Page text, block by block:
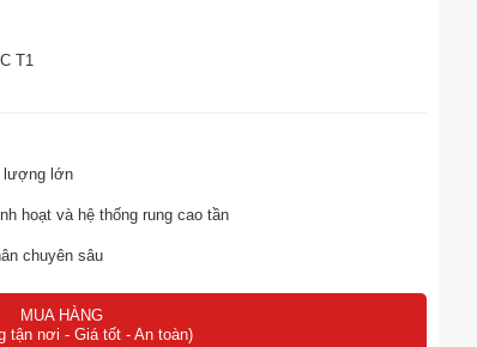
T1
lượng lớn
hoạt và hệ thống rung cao tần
chuyên sâu
sử dụng
bềnh trên không
MUA HÀNG
tận nơi - Giá tốt - An toàn)